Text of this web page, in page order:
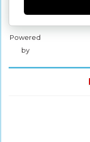
Powered
by